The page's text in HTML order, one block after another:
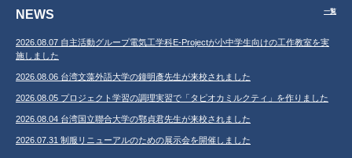
NEWS 一覧
2026.08.07 自主活動グループ電気工学科E-Projectが小中学生向けの工作教室を実
施しました
2026.08.06 台湾文藻外語大学の鐘明彥先生が来校されました
2026.08.05 プロジェクト学習の調理実習で「タピオカミルクティ」を作りました
2026.08.04 台湾国立聯合大学の鄂貞君先生が来校されました
2026.07.31 制服リニューアルのための展示会を開催しました